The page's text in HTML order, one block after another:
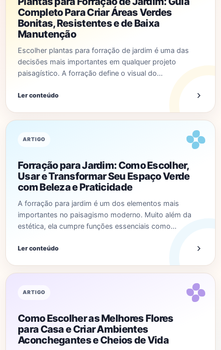
Completo Para Criar Áreas Verdes
Bonitas, Resistentes e de Baixa
Manutenção
Escolher plantas para forração de jardim é uma das
decisões mais importantes em qualquer projeto
paisagístico. A forração define o visual do…
Ler conteúdo
ARTIGO
Forração para Jardim: Como Escolher,
Usar e Transformar Seu Espaço Verde
com Beleza e Praticidade
A forração para jardim é um dos elementos mais
importantes no paisagismo moderno. Muito além da
estética, ela cumpre funções essenciais como…
Ler conteúdo
ARTIGO
Como Escolher as Melhores Flores
para Casa e Criar Ambientes
Aconchegantes e Cheios de Vida